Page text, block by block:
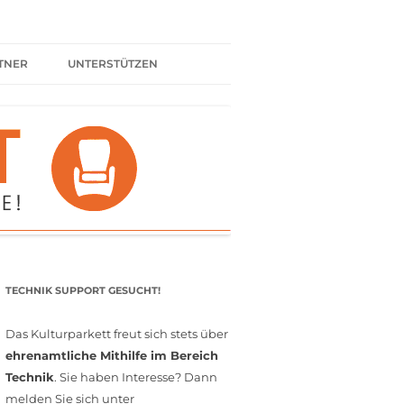
UNTERSTÜTZEN
SPENDEN
FÖRDERMITGLIED WERDEN
MITGLIEDSCHAFT
TECHNIK SUPPORT GESUCHT!
Das Kulturparkett freut sich stets über
ehrenamtliche Mithilfe im Bereich
Technik. Sie haben Interesse? Dann
melden Sie sich unter